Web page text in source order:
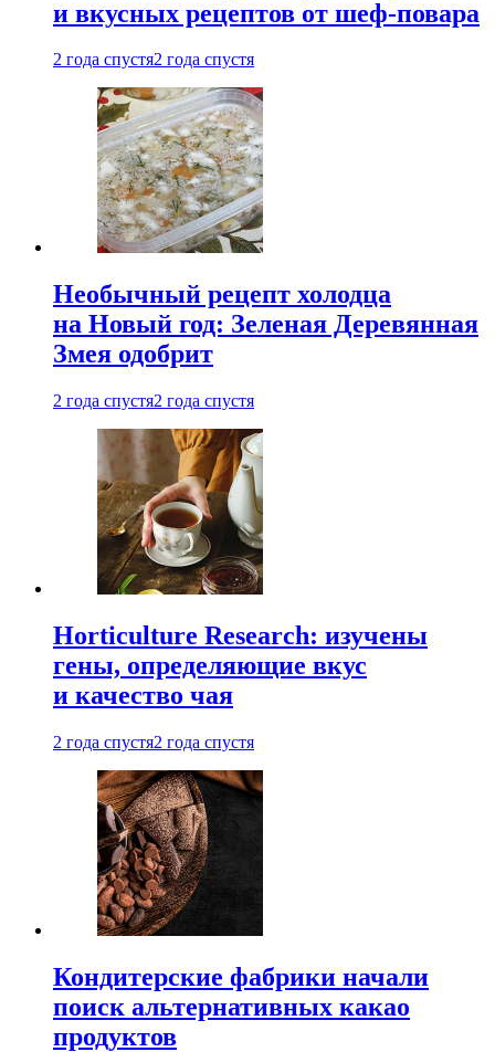
и вкусных рецептов от шеф-повара
2 года спустя2 года спустя
Необычный рецепт холодца
на Новый год: Зеленая Деревянная
Змея одобрит
2 года спустя2 года спустя
Horticulture Research: изучены
гены, определяющие вкус
и качество чая
2 года спустя2 года спустя
Кондитерские фабрики начали
поиск альтернативных какао
продуктов